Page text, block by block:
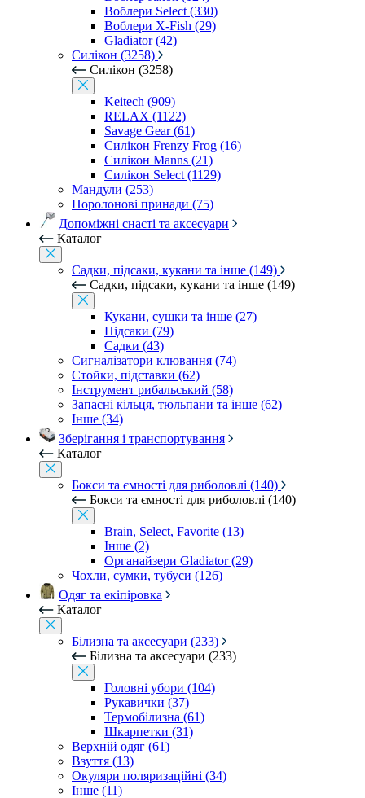
Воблери Select (330)
Воблери X-Fish (29)
Gladiator (42)
Силікон (3258)
Силікон (3258)
Keitech (909)
RELAX (1122)
Savage Gear (61)
Силікон Frenzy Frog (16)
Силікон Manns (21)
Силікон Select (1129)
Мандули (253)
Поролонові принади (75)
Допоміжні снасті та аксесуари
Каталог
Садки, підсаки, кукани та інше (149)
Садки, підсаки, кукани та інше (149)
Кукани, сушки та інше (27)
Підсаки (79)
Садки (43)
Сигналізатори клювання (74)
Стойки, підставки (62)
Інструмент рибальський (58)
Запасні кільця, тюльпани та інше (62)
Інше (34)
Зберігання і транспортування
Каталог
Бокси та ємності для риболовлі (140)
Бокси та ємності для риболовлі (140)
Brain, Select, Favorite (13)
Інше (2)
Органайзери Gladiator (29)
Чохли, сумки, тубуси (126)
Одяг та екіпіровка
Каталог
Білизна та аксесуари (233)
Білизна та аксесуари (233)
Головні убори (104)
Рукавички (37)
Термобілизна (61)
Шкарпетки (31)
Верхній одяг (61)
Взуття (13)
Окуляри поляризаційні (34)
Інше (11)